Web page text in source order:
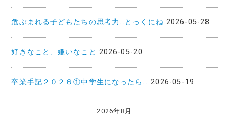
ン
危ぶまれる子どもたちの思考力…とっくにね 2026-05-28
好きなこと、嫌いなこと 2026-05-20
卒業手記２０２６①中学生になったら… 2026-05-19
2026年8月